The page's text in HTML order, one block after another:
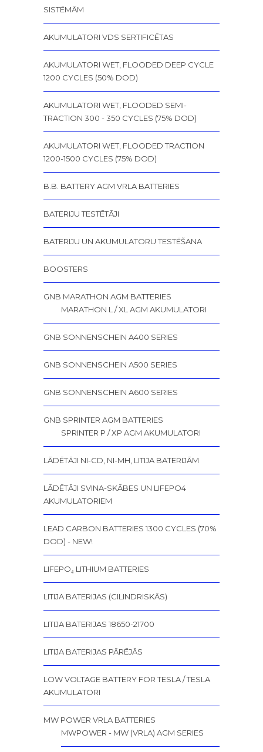
SISTĒMĀM
AKUMULATORI VDS SERTIFICĒTAS
AKUMULATORI WET, FLOODED DEEP CYCLE
1200 CYCLES (50% DOD)
AKUMULATORI WET, FLOODED SEMI-
TRACTION 300 - 350 CYCLES (75% DOD)
AKUMULATORI WET, FLOODED TRACTION
1200-1500 CYCLES (75% DOD)
B.B. BATTERY AGM VRLA BATTERIES
BATERIJU TESTĒTĀJI
BATERIJU UN AKUMULATORU TESTĒŠANA
BOOSTERS
GNB MARATHON AGM BATTERIES
MARATHON L / XL AGM AKUMULATORI
GNB SONNENSCHEIN A400 SERIES
GNB SONNENSCHEIN A500 SERIES
GNB SONNENSCHEIN A600 SERIES
GNB SPRINTER AGM BATTERIES
SPRINTER P / XP AGM AKUMULATORI
LĀDĒTĀJI NI-CD, NI-MH, LITIJA BATERIJĀM
LĀDĒTĀJI SVINA-SKĀBES UN LIFEPO4
AKUMULATORIEM
LEAD CARBON BATTERIES 1300 CYCLES (70%
DOD) - NEW!
LIFEPO₄ LITHIUM BATTERIES
LITIJA BATERIJAS (CILINDRISKĀS)
LITIJA BATERIJAS 18650-21700
LITIJA BATERIJAS PĀRĒJĀS
LOW VOLTAGE BATTERY FOR TESLA / TESLA
AKUMULATORI
MW POWER VRLA BATTERIES
MWPOWER - MW (VRLA) AGM SERIES